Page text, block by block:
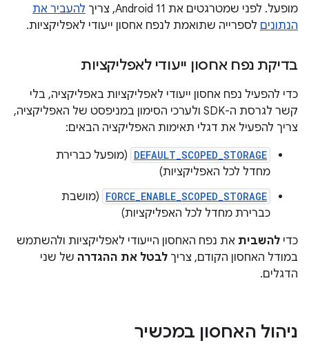
מופעל. לפני שמטרגטים את Android 11, צריך
להעביר את
הנתונים לספרייה שתואמת לנפח אחסון ייעודי לאפליקציות.
בדיקת נפח אחסון ייעודי לאפליקציות
כדי להפעיל נפח אחסון ייעודי לאפליקציות באפליקציה, בלי
קשר לגרסת ה-SDK ולערכי הסימון במניפסט של האפליקציה,
צריך להפעיל את דגלי תאימות האפליקציה הבאים:
DEFAULT_SCOPED_STORAGE (מופעל כברירת
מחדל לכל האפליקציות)
FORCE_ENABLE_SCOPED_STORAGE (מושבת
כברירת מחדל לכל האפליקציות)
כדי להשבית את נפח האחסון הייעודי לאפליקציות ולהשתמש
במודל האחסון הקודם, צריך לבטל את ההגדרה של שני
הדגלים.
ניהול האחסון במכשיר